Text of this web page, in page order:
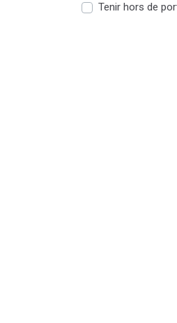
Tenir hors de